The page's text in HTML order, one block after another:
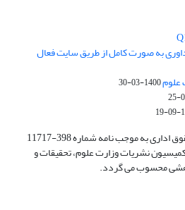
به صورت کامل از طریق سایت فعال
علوم1400-03-30
فصلنامه پژوهش های نوین حقوق اداری به موجب نامه شماره 398-11717
با موافقت کمیسیون نشریات وزارت علوم، تحقیقات و
محسوب می گردد.